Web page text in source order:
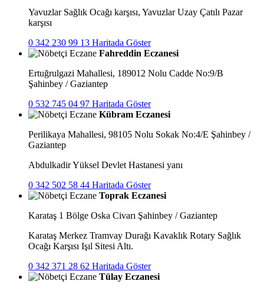
Yavuzlar Sağlık Ocağı karşısı, Yavuzlar Uzay Çatılı Pazar
karşısı
0 342 230 99 13 Haritada Göster
Fahreddin Eczanesi
Ertuğrulgazi Mahallesi, 189012 Nolu Cadde No:9/B
Şahinbey / Gaziantep
0 532 745 04 97 Haritada Göster
Kübram Eczanesi
Perilikaya Mahallesi, 98105 Nolu Sokak No:4/E Şahinbey /
Gaziantep
Abdulkadir Yüksel Devlet Hastanesi yanı
0 342 502 58 44 Haritada Göster
Toprak Eczanesi
Karataş 1 Bölge Oska Civarı Şahinbey / Gaziantep
Karataş Merkez Tramvay Durağı Kavaklık Rotary Sağlık
Ocağı Karşısı Işıl Sitesi Altı.
0 342 371 28 62 Haritada Göster
Tülay Eczanesi